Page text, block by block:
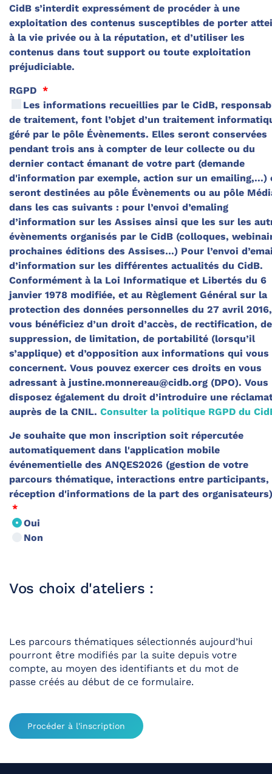
CidB s’interdit expressément de procéder à une
exploitation des contenus susceptibles de porter
à la vie privée ou à la réputation, et d’utiliser les
contenus dans tout support ou toute exploitation
préjudiciable.
RGPD *
Les informations recueillies par le CidB,
de traitement, font l’objet d’un traitement
géré par le pôle Évènements. Elles seront conservées
pendant trois ans à compter de leur collecte ou du
dernier contact émanant de votre part (demande
d'information par exemple, action sur un emailing,...)
seront destinées au pôle Évènements ou au pôle
dans les cas suivants : pour l’envoi d’emaling
d’information sur les Assises ainsi que les sur les
évènements organisés par le CidB (colloques,
prochaines éditions des Assises…) Pour l’envoi
d’information sur les différentes actualités du CidB.
Conformément à la Loi Informatique et Libertés du 6
janvier 1978 modifiée, et au Règlement Général sur la
protection des données personnelles du 27 avril 2016,
vous bénéficiez d’un droit d’accès, de rectification, de
suppression, de limitation, de portabilité (lorsqu’il
s’applique) et d’opposition aux informations qui vous
concernent. Vous pouvez exercer ces droits en vous
adressant à justine.monnereau@cidb.org (DPO). Vous
disposez également du droit d’introduire une
auprès de la CNIL. Consulter la politique RGPD du
Je souhaite que mon inscription soit répercutée
automatiquement dans l'application mobile
événementielle des ANQES2026 (gestion de votre
parcours thématique, interactions entre participants,
réception d'informations de la part des organisateurs)
*
Oui
Non
Vos choix d'ateliers :
Les parcours thématiques sélectionnés aujourd’hui
pourront être modifiés par la suite depuis votre
compte, au moyen des identifiants et du mot de
passe créés au début de ce formulaire.